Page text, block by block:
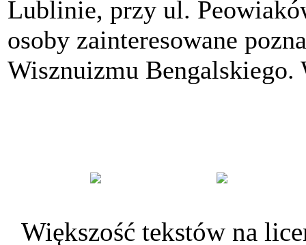
Lublinie, przy ul.
osoby zainteresowane
Wisznuizmu
Większość tekstów na